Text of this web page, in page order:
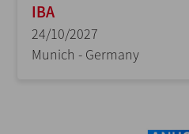
IBA
24/10/2027
Munich - Germany